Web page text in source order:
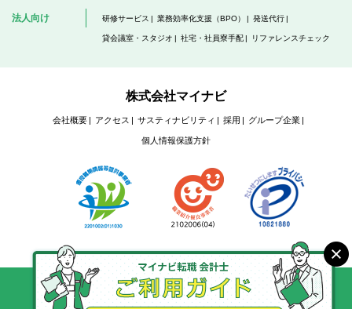
法人向け 研修サービス 業務効率化支援（BPO） 発送代行
貸会議室・スタジオ 社宅・社員寮手配 リファレンスチェック
株式会社マイナビ
会社概要 アクセス サスティナビリティ 採用 グループ企業
個人情報保護方針
Copyright @ Mynavi Corporation